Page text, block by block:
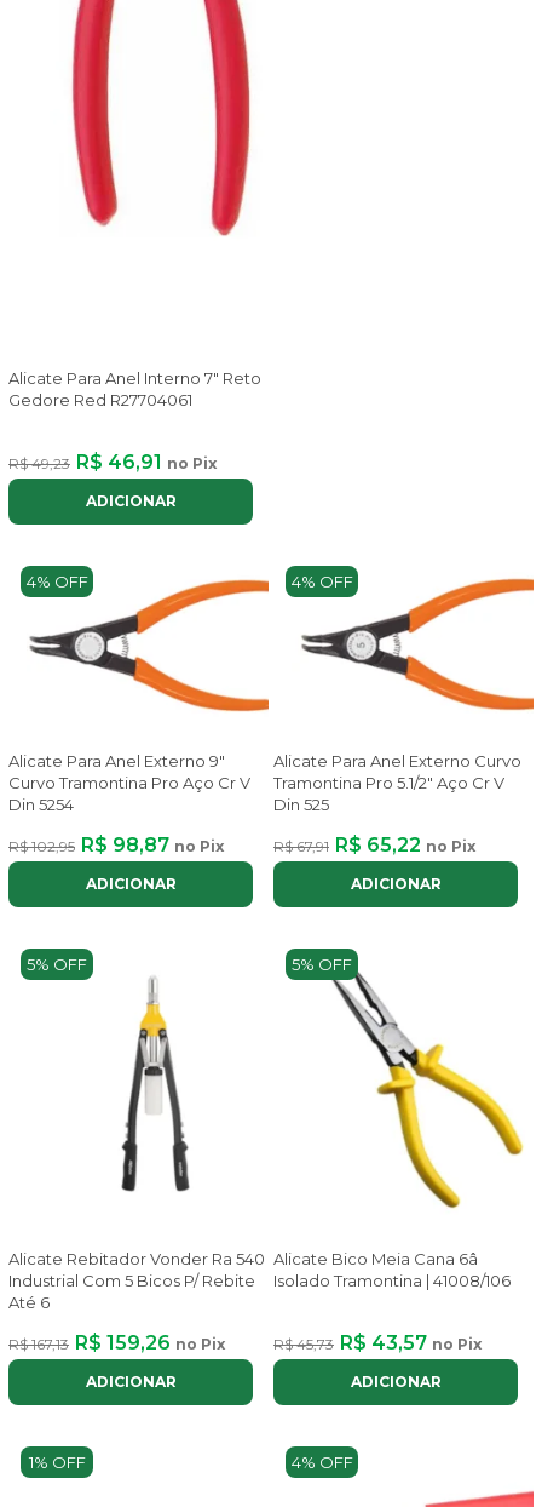
Alicate Para Anel Interno 7" Reto
Gedore Red R27704061
R$ 49,23 R$ 46,91 no Pix
ADICIONAR
4% OFF
Alicate Para Anel Externo 9"
Curvo Tramontina Pro Aço Cr V
Din 5254
R$ 102,95 R$ 98,87 no Pix
ADICIONAR
4% OFF
Alicate Para Anel Externo Curvo
Tramontina Pro 5.1/2" Aço Cr V
Din 525
R$ 67,91 R$ 65,22 no Pix
ADICIONAR
5% OFF
Alicate Rebitador Vonder Ra 540
Industrial Com 5 Bicos P/ Rebite
Até 6
R$ 167,13 R$ 159,26 no Pix
ADICIONAR
5% OFF
Alicate Bico Meia Cana 6â
Isolado Tramontina | 41008/106
R$ 45,73 R$ 43,57 no Pix
ADICIONAR
1% OFF 4% OFF